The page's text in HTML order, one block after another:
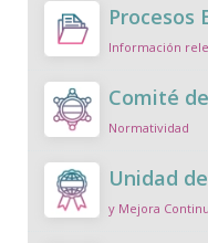
Procesos
Información
Comité
Normatividad
Unidad
y Mejora